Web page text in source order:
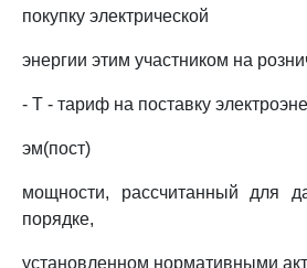
покупку электрической
энергии этим участником на
- Т - тариф на поставку
эм(пост)
мощности, рассчитанный для
порядке,
установленном нормативными